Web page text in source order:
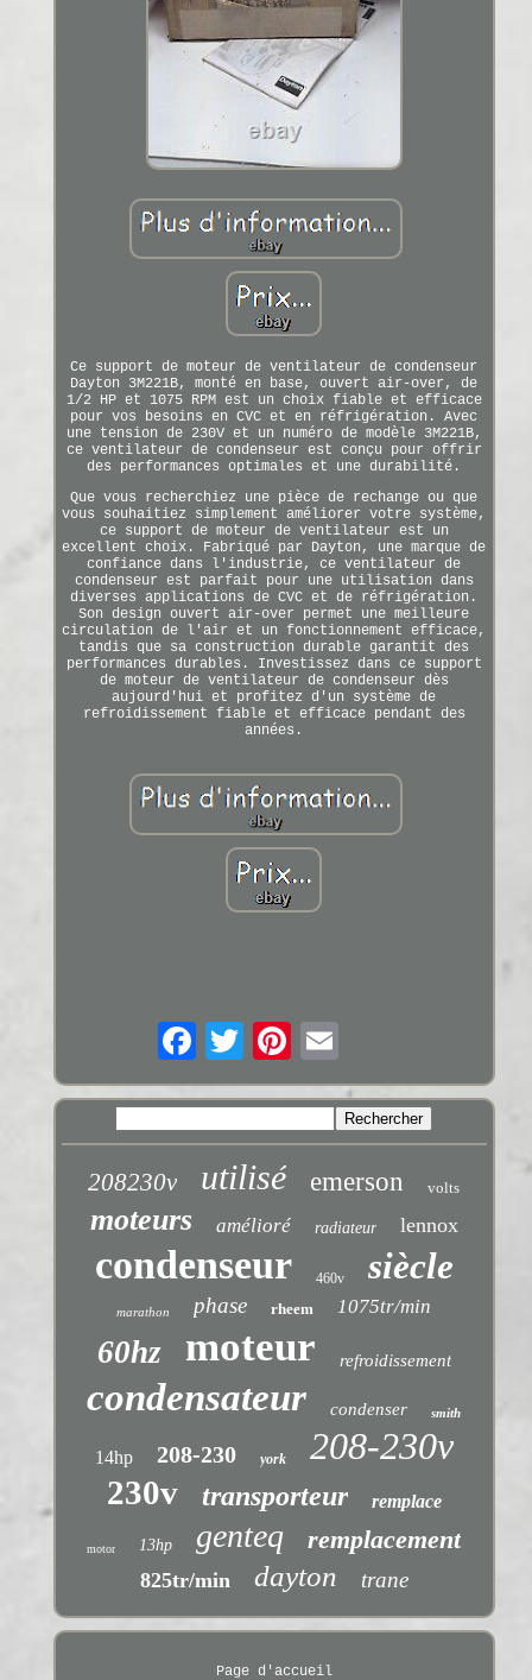
Ce support de moteur de ventilateur de condenseur
Dayton 3M221B, monté en base, ouvert air-over, de
1/2 HP et 1075 RPM est un choix fiable et efficace
pour vos besoins en CVC et en réfrigération. Avec
une tension de 230V et un numéro de modèle 3M221B,
ce ventilateur de condenseur est conçu pour offrir
des performances optimales et une durabilité.
Que vous recherchiez une pièce de rechange ou que
vous souhaitiez simplement améliorer votre système,
ce support de moteur de ventilateur est un
excellent choix. Fabriqué par Dayton, une marque de
confiance dans l'industrie, ce ventilateur de
condenseur est parfait pour une utilisation dans
diverses applications de CVC et de réfrigération.
Son design ouvert air-over permet une meilleure
circulation de l'air et un fonctionnement efficace,
tandis que sa construction durable garantit des
performances durables. Investissez dans ce support
de moteur de ventilateur de condenseur dès
aujourd'hui et profitez d'un système de
refroidissement fiable et efficace pendant des
années.
208230v utilisé emerson volts
moteurs amélioré radiateur lennox
condenseur 460v siècle
marathon phase rheem 1075tr/min
60hz moteur refroidissement
condensateur condenser smith
14hp 208-230 york 208-230v
230v transporteur remplace
motor 13hp genteq remplacement
825tr/min dayton trane
Page d'accueil